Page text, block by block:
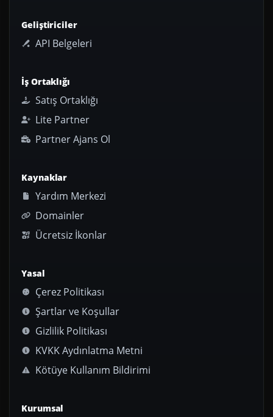
Geliştiriciler
API Belgeleri
İş Ortaklığı
Satış Ortaklığı
Lite Partner
Partner Ajans Ol
Kaynaklar
Yardım Merkezi
Domainler
Ücretsiz İkonlar
Yasal
Çerez Politikası
Şartlar ve Koşullar
Gizlilik Politikası
KVKK Aydınlatma Metni
Kötüye Kullanım Bildirimi
Kurumsal